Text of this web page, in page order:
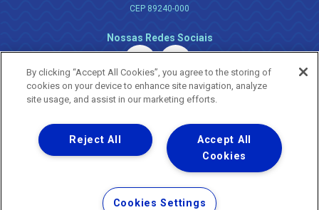
CEP 89240-000
Nossas Redes Sociais
Uma empresa
Copyright ® 2026 - Todos os Direitos Reservados.
Nossa natureza movimenta a vida
Termos Gerais de Uso de Sites e Aplicativos
By clicking “Accept All Cookies”, you agree to the storing of
cookies on your device to enhance site navigation, analyze
site usage, and assist in our marketing efforts.
Accept All
Cookies
Reject All
Cookies Settings